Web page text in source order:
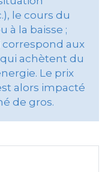
le cours du
à la baisse ;
correspond aux
achètent du
Le prix
alors impacté
de gros.